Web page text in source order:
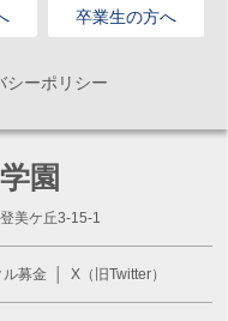
卒業生の方へ
シーポリシー
園
美ケ丘3-15-1
ル募金 X（旧Twitter）